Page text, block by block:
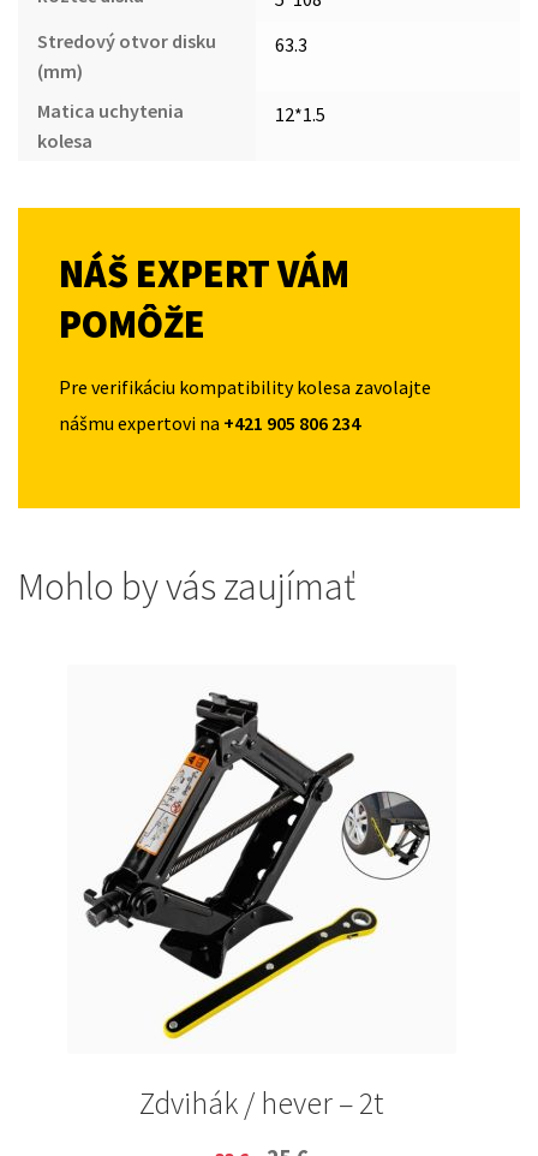
Stredový otvor disku
(mm)
63.3
Matica uchytenia
kolesa
12*1.5
NÁŠ EXPERT VÁM
POMÔŽE
Pre verifikáciu kompatibility kolesa zavolajte
nášmu expertovi na +421 905 806 234
Mohlo by vás zaujímať
Zdvihák / hever – 2t